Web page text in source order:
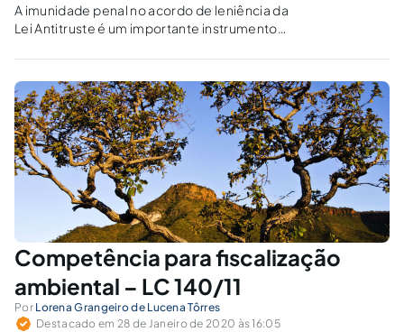
A imunidade penal no acordo de leniência da
Lei Antitruste é um importante instrumento
outros delitos relacionados.
Competência para fiscalização
ambiental – LC 140/11
Por Lorena Grangeiro de Lucena Tôrres
Destacado em 28 de Janeiro de 2020 às 16:05